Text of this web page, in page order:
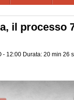
il processo
- 12:00 Durata: 20 min 26